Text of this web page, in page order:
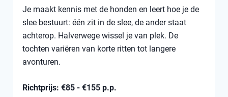
Je maakt kennis met de honden en leert hoe je de
slee bestuurt: één zit in de slee, de ander staat
achterop. Halverwege wissel je van plek. De
tochten variëren van korte ritten tot langere
avonturen.
Richtprijs: €85 - €155 p.p.